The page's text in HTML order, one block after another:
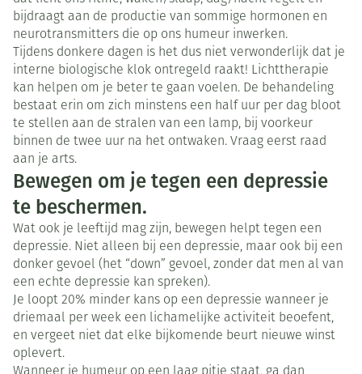
bijdraagt aan de productie van sommige hormonen en
neurotransmitters die op ons humeur inwerken.
Tijdens donkere dagen is het dus niet verwonderlijk dat je
interne biologische klok ontregeld raakt! Lichttherapie
kan helpen om je beter te gaan voelen. De behandeling
bestaat erin om zich minstens een half uur per dag bloot
te stellen aan de stralen van een lamp, bij voorkeur
binnen de twee uur na het ontwaken. Vraag eerst raad
aan je arts.
Bewegen om je tegen een depressie
te beschermen.
Wat ook je leeftijd mag zijn, bewegen helpt tegen een
depressie. Niet alleen bij een depressie, maar ook bij een
donker gevoel (het “down” gevoel, zonder dat men al van
een echte depressie kan spreken).
Je loopt 20% minder kans op een depressie wanneer je
driemaal per week een lichamelijke activiteit beoefent,
en vergeet niet dat elke bijkomende beurt nieuwe winst
oplevert.